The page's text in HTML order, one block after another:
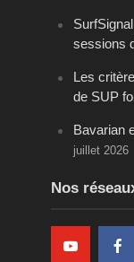
sessions
Les
de SUP
Bavarian
juillet 2026
Nos